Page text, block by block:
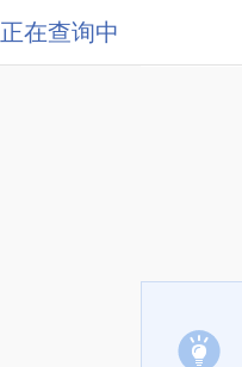
正在查询中